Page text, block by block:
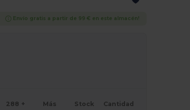
Envío gratis a partir de 99 € en este almacén!
288 + Más Stock Cantidad